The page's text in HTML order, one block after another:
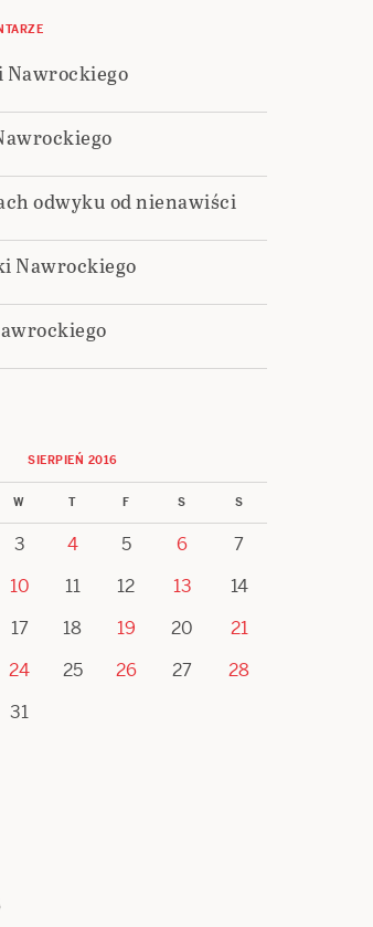
Nawrockiego
odwyku od nienawiści
Nawrockiego
SIERPIEŃ 2016
W T F S S
3 4 5 6
7
10 11 12 13
14
17 18 19 20
21
24 25 26 27
28
31